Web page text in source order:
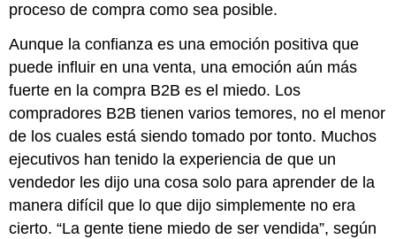
proceso de compra como sea posible.
Aunque la confianza es una emoción positiva que
puede influir en una venta, una emoción aún más
fuerte en la compra B2B es el miedo. Los
compradores B2B tienen varios temores, no el menor
de los cuales está siendo tomado por tonto. Muchos
ejecutivos han tenido la experiencia de que un
vendedor les dijo una cosa solo para aprender de la
manera difícil que lo que dijo simplemente no era
cierto. “La gente tiene miedo de ser vendida”, según